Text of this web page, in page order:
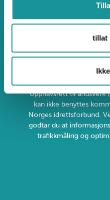
tillat
Uønsket
Personvern og
Alt innhold er
opphavsrett til åndsverk
kan ikke benyttes
Norges idrettsforbund.
godtar du at
trafikkmåling og